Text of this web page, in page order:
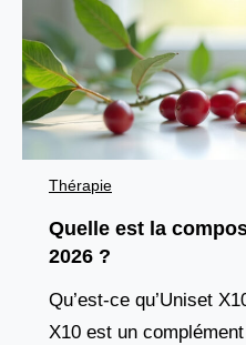
Thérapie
Quelle est la
2026 ?
Qu’est-ce qu’Uniset
X10 est un